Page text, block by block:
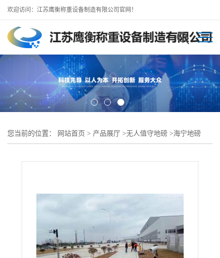
欢迎访问：江苏鹰衡称重设备制造有限公司官网！
您当前的位置： 网站首页 > 产品展厅 >无人值守地磅 >海宁地磅